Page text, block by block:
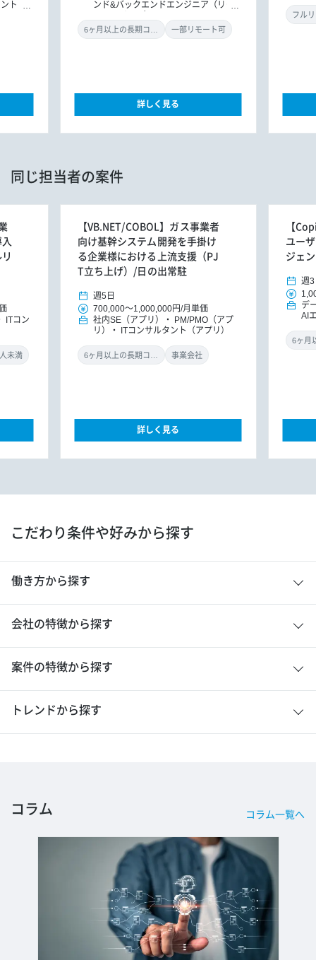
ト
ンド&バックエンドエンジニア（リー
一部リモート可
詳しく見る
ン
フル
同じ担当者の案件
ITコン
未満
【VB.NET/COBOL】ガス事業者
向け基幹システム開発を手掛け
る企業様における上流支援（PJ
T立ち上げ）/日の出常駐
週5日
700,000～1,000,000円/月単価
社内SE（アプリ）
PM/PMO（アプ
リ）
ITコンサルタント（アプリ）
事業会社
詳しく見る
【
ユー
ジェ
週3
デ
AI
こだわり条件や好みから探す
働き方から探す
会社の特徴から探す
案件の特徴から探す
トレンドから探す
コラム コラム一覧へ